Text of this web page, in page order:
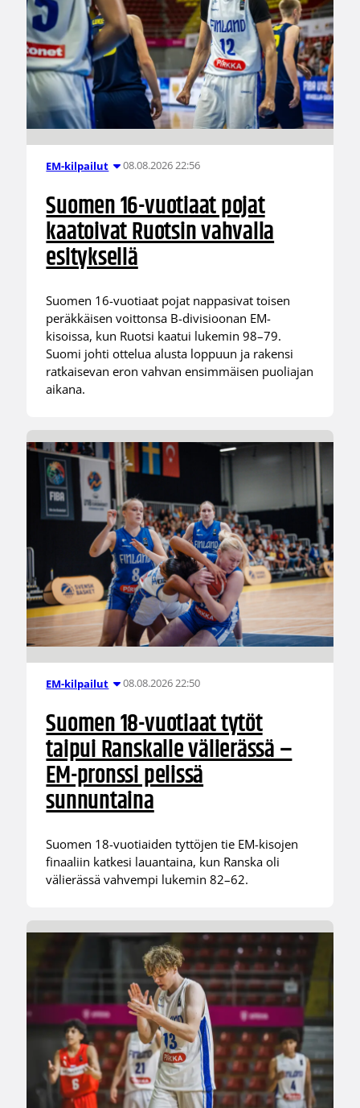
EM-kilpailut 08.08.2026 22:56
Suomen 16-vuotiaat pojat
kaatoivat Ruotsin vahvalla
esityksellä
Suomen 16-vuotiaat pojat nappasivat toisen
peräkkäisen voittonsa B-divisioonan EM-
kisoissa, kun Ruotsi kaatui lukemin 98–79.
Suomi johti ottelua alusta loppuun ja rakensi
ratkaisevan eron vahvan ensimmäisen puoliajan
aikana.
EM-kilpailut 08.08.2026 22:50
Suomen 18-vuotiaat tytöt
taipui Ranskalle välierässä –
EM-pronssi pelissä
sunnuntaina
Suomen 18-vuotiaiden tyttöjen tie EM-kisojen
finaaliin katkesi lauantaina, kun Ranska oli
välierässä vahvempi lukemin 82–62.